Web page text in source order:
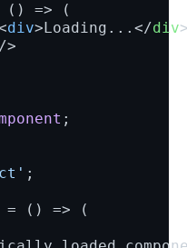
() => (
div>Loading... </div
>
;
;
= () => (